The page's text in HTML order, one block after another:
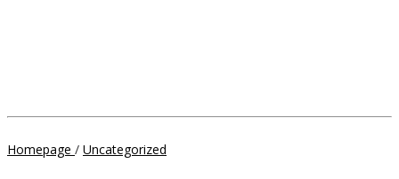
Homepage / Uncategorized